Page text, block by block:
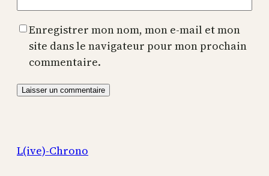
Enregistrer mon nom, mon e-mail et mon
site dans le navigateur pour mon prochain
commentaire.
L(ive)-Chrono